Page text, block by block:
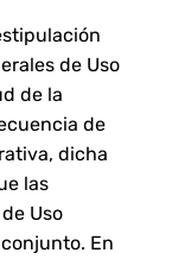
de Uso
de la
de
dicha
las
Uso
En